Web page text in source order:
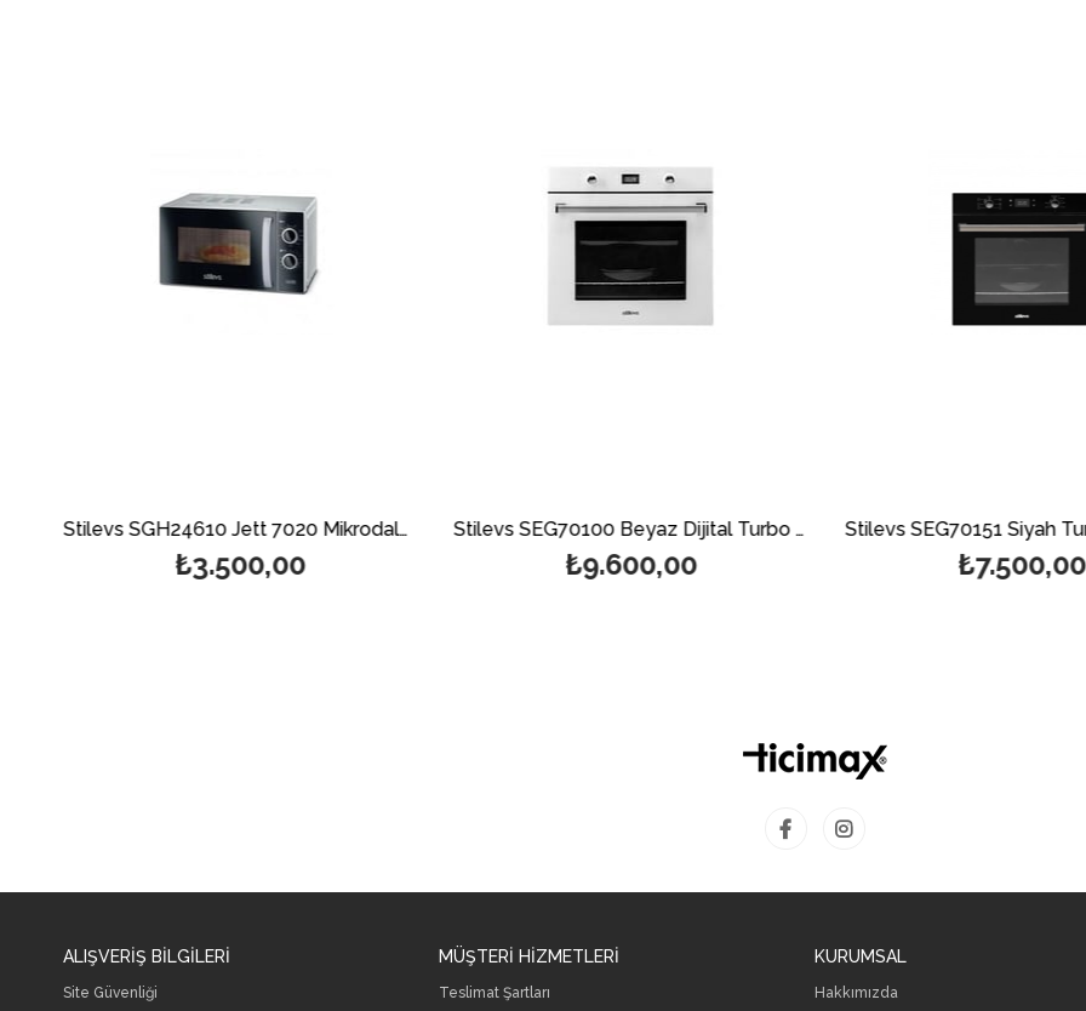
Stilevs SGH24610 Jett 7020 Mikrodalga Fırın 20 Litre
₺3.500,00
Stilevs SEG70100 Beyaz Dijital Turbo Fırın 70 Lt
₺9.600,00 ₺7.500,00
ALIŞVERİŞ BİLGİLERİ
Site Güvenliği
MÜŞTERİ HİZMETLERİ
Teslimat Şartları
KURUMSAL
Hakkımızda